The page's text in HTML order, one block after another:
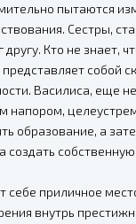
пытаются
Сестры,
Кто не знает,
собой
Василиса, еще
напором,
образование, а
себе приличное
внутрь